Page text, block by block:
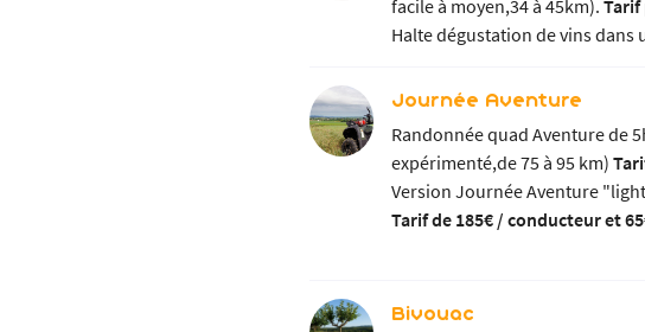
facile à moyen,34 à 45km).Tarif
Halte dégustation de vins dans
Journée Aventure
Randonnée quad Aventure de
expérimenté,de 75 à 95 km)
Version Journée Aventure
Tarif de 185€ / conducteur et
Bivouac